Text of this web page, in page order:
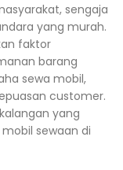
sengaja
yang murah.
faktor
barang
sewa mobil,
customer.
yang
sewaan di